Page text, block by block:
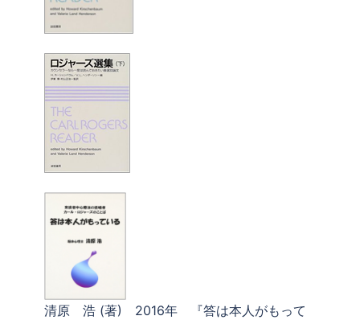
清原 浩 (著) 2016年 『答は本人がもって